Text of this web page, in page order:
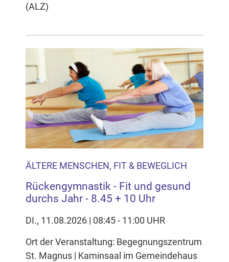
(ALZ)
ÄLTERE MENSCHEN, FIT & BEWEGLICH
Rückengymnastik - Fit und gesund
durchs Jahr - 8.45 + 10 Uhr
DI., 11.08.2026 | 08:45 - 11:00 UHR
Ort der Veranstaltung: Begegnungszentrum
St. Magnus | Kaminsaal im Gemeindehaus